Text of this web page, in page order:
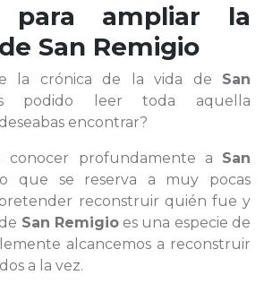
para ampliar la
San Remigio
la crónica de la vida de San
podido leer toda aquella
encontrar?
conocer profundamente a San
que se reserva a muy pocas
reconstruir quién fue y
San Remigioes una especie de
alcancemos a reconstruir
a la vez.